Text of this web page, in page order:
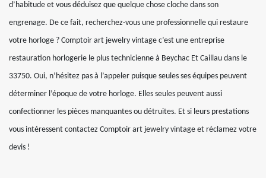
d’habitude et vous déduisez que quelque chose cloche dans son
engrenage. De ce fait, recherchez-vous une professionnelle qui restaure
votre horloge ? Comptoir art jewelry vintage c’est une entreprise
restauration horlogerie le plus technicienne à Beychac Et Caillau dans le
33750. Oui, n’hésitez pas à l’appeler puisque seules ses équipes peuvent
déterminer l’époque de votre horloge. Elles seules peuvent aussi
confectionner les pièces manquantes ou détruites. Et si leurs prestations
vous intéressent contactez Comptoir art jewelry vintage et réclamez votre
devis !